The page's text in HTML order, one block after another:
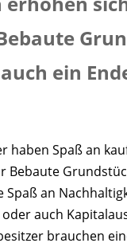
ein
haben Spaß an
Bebaute
Spaß an
auch
brauchen